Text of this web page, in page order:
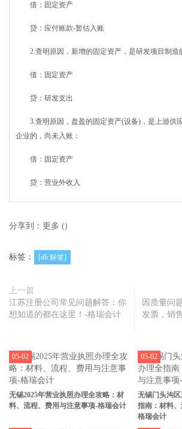
借：固定资产
贷：应付账款-暂估入账
2.查明原因，新增的固定资产，是研发项目制造
借：固定资产
贷：研发支出
3.查明原因，盘盈的固定资产(设备)，是上游供
企业的，尚未入账：
借：固定资产
贷：营业外收入
分享到： 更多 ()
标签： [db:标签]
上一篇
江苏注册公司常见问题解答：你
想知道的都在这里！-格瑞会计
因质量问
发票，销
无锡2025年营业执照办理全攻略：材
料、流程、费用与注意事项-格瑞会计
05-02
无锡门头沟
指南：材料
格瑞会计
05-02